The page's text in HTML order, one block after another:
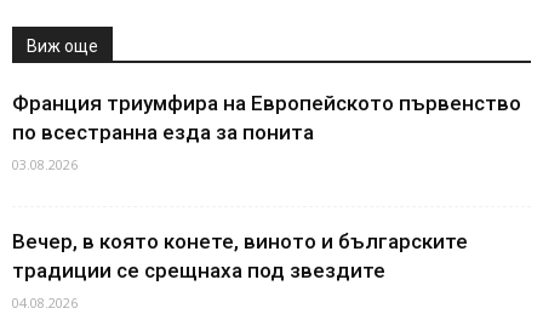
Виж още
Франция триумфира на Европейското първенство
по всестранна езда за понита
03.08.2026
Вечер, в която конете, виното и българските
традиции се срещнаха под звездите
04.08.2026